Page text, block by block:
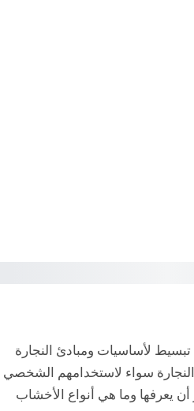
لأساسيات ومبادئ النجارة
سواء لاستخدامهم الشخصي
يعرفها وما هي أنواع الأخشاب